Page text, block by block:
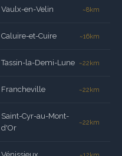
Vaulx-en-Velin ~8km
Caluire-et-Cuire ~16km
Tassin-la-Demi-Lune ~22km
Francheville ~22km
Saint-Cyr-au-Mont-
d'Or
~22km